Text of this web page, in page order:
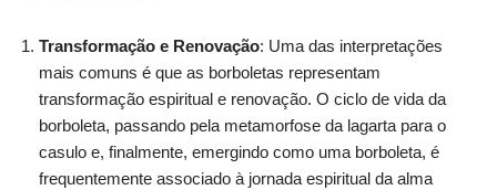
Transformação e Renovação: Uma das interpretações
mais comuns é que as borboletas representam
transformação espiritual e renovação. O ciclo de vida da
borboleta, passando pela metamorfose da lagarta para o
casulo e, finalmente, emergindo como uma borboleta, é
frequentemente associado à jornada espiritual da alma